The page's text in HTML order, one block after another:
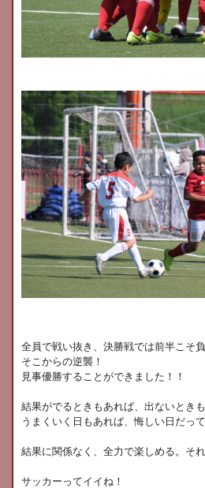
全員で戦い抜き、決勝戦では前半こそ
そこからの逆襲！
見事優勝することができました！！
結果がでるときもあれば、出ないときも
うまくいく日もあれば、悔しい日だって
結果に関係なく、全力で楽しめる。そ
サッカーってイイね！